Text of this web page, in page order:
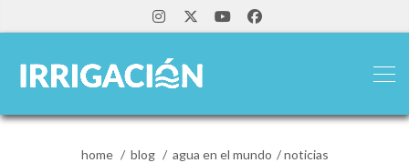
home blog agua en el mundo noticias